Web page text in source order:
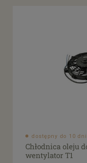
dostępny do 10
Chłodnica oleju
wentylator T1